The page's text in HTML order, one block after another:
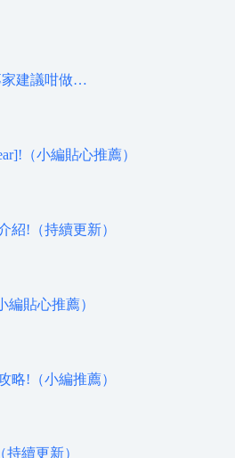
家建議咁做…
（小編貼心推薦）
紹!（持續更新）
編貼心推薦）
略!（小編推薦）
續更新）